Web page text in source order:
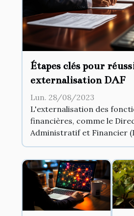
Étapes clés pour
externalisation DAF
Lun. 28/08/2023
L'externalisation des
financières, comme le
Administratif et Financier